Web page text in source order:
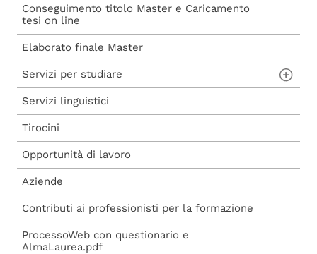
Procedura di iscrizione a seguito di
ammissione
Procedura di iscrizione diretta
Carta del Docente
Voucher 2025
Voucher 2026
Conseguimento titolo Master e Caricamento
tesi on line
Elaborato finale Master
Servizi per studiare
Aule studio e informatiche
Biblioteche
Servizi linguistici
Tirocini
Opportunità di lavoro
Aziende
Contributi ai professionisti per la formazione
ProcessoWeb con questionario e
AlmaLaurea.pdf